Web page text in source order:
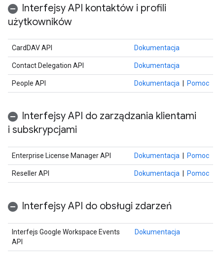
Interfejsy API kontaktów i profili
użytkowników
CardDAV API Dokumentacja
Contact Delegation API Dokumentacja
People API Dokumentacja Pomoc
Interfejsy API do zarządzania klientami
i subskrypcjami
Enterprise License Manager API Dokumentacja Pomoc
Reseller API Dokumentacja Pomoc
Interfejsy API do obsługi zdarzeń
Interfejs Google Workspace Events
API
Dokumentacja